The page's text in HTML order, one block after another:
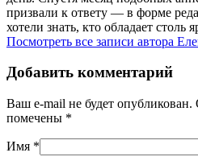
призвали к ответу — в форме
хотели знать, кто обладает столь
Посмотреть все записи автора
Добавить комментарий
Ваш e-mail не будет опубликован.
помечены *
Имя *